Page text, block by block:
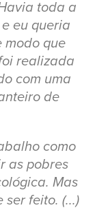
toda a
eu queria
modo que
realizada
com uma
de
como
as pobres
Mas
ser feito. (...)